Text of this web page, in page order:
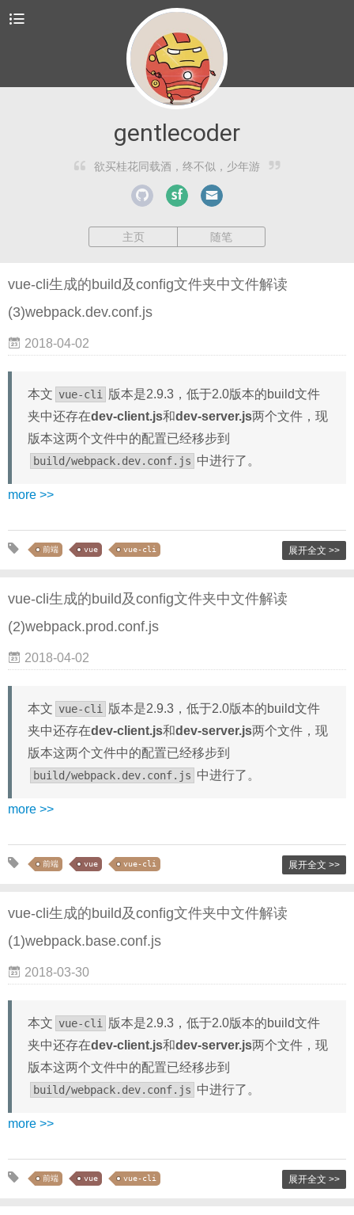
gentlecoder
欲买桂花同载酒，终不似，少年游
主页 随笔
vue-cli生成的build及config文件夹中文件解读
(3)webpack.dev.conf.js
2018-04-02
本文 vue-cli
版本是2.9.3，低于2.0版本的build文件
夹中还存在dev-client.js和dev-server.js两个文件，现
版本这两个文件中的配置已经移步到
build/webpack.dev.conf.js 中进行了。
more >>
前端 vue vue-cli 展开全文 >>
vue-cli生成的build及config文件夹中文件解读
(2)webpack.prod.conf.js
2018-04-02
本文 vue-cli
版本是2.9.3，低于2.0版本的build文件
夹中还存在dev-client.js和dev-server.js两个文件，现
版本这两个文件中的配置已经移步到
build/webpack.dev.conf.js 中进行了。
more >>
前端 vue vue-cli 展开全文 >>
vue-cli生成的build及config文件夹中文件解读
(1)webpack.base.conf.js
2018-03-30
本文 vue-cli
版本是2.9.3，低于2.0版本的build文件
夹中还存在dev-client.js和dev-server.js两个文件，现
版本这两个文件中的配置已经移步到
build/webpack.dev.conf.js 中进行了。
more >>
前端 vue vue-cli 展开全文 >>